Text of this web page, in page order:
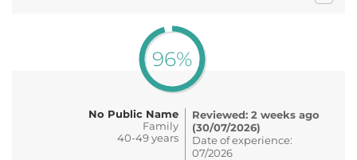
96%
No Public Name
Family
40-49 years
Reviewed: 2 weeks ago
(30/07/2026)
Date of experience:
07/2026